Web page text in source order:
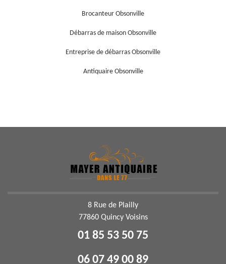
Brocanteur Obsonville
Débarras de maison Obsonville
Entreprise de débarras Obsonville
Antiquaire Obsonville
8 Rue de Plailly
77860 Quincy Voisins
01 85 53 50 75
06 07 49 00 89